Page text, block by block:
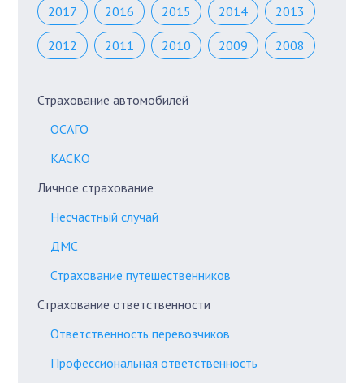
2017 2016 2015 2014 2013
2012 2011 2010 2009 2008
Страхование автомобилей
ОСАГО
КАСКО
Личное страхование
Несчастный случай
ДМС
Страхование путешественников
Страхование ответственности
Ответственность перевозчиков
Профессиональная ответственность